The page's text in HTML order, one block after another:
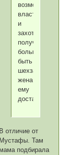
возможной
власти
и
захотел
получить
большее,чем
быть
шехзаде.Умная
жена
ему
досталась.
В отличие от
Мустафы. Там
мама подбирала